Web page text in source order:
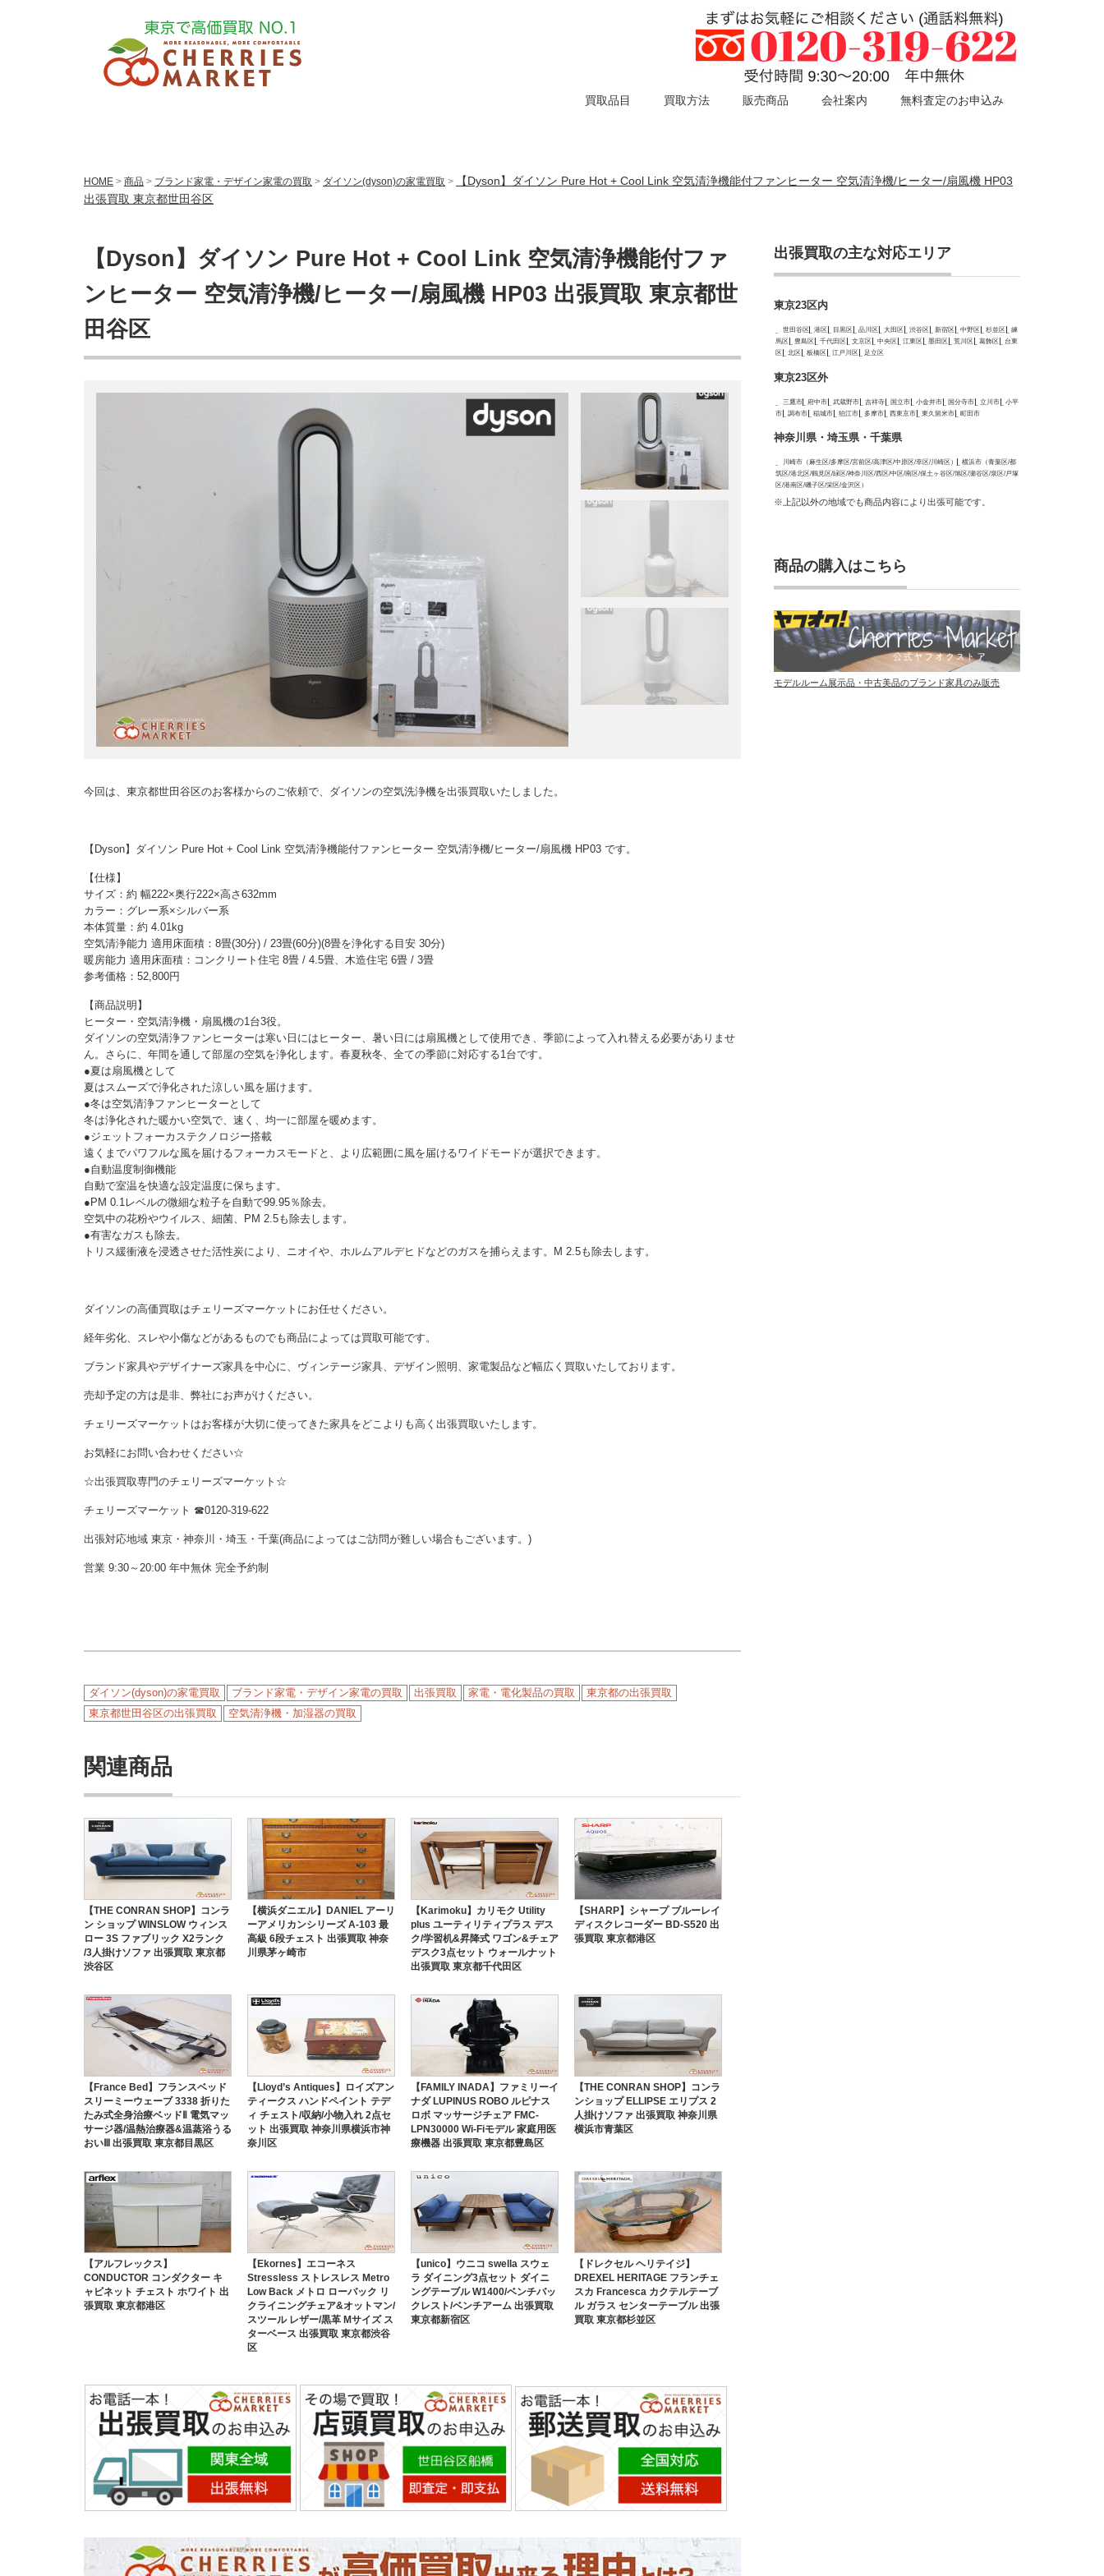
買取品目 買取方法 販売商品 会社案内 無料査定のお申込み
HOME > 商品 > ブランド家電・デザイン家電の買取 > ダイソン(dyson)の家電買取 >
【Dyson】ダイソン Pure Hot + Cool Link 空気清浄機能付ファンヒーター 空気清浄機/ヒーター/扇風機 HP03
出張買取 東京都世田谷区
【Dyson】ダイソン Pure Hot + Cool Link 空気清浄機能付ファ
ンヒーター 空気清浄機/ヒーター/扇風機 HP03 出張買取 東京都世
田谷区
今回は、東京都世田谷区のお客様からのご依頼で、ダイソンの空気洗浄機を出張買取いたしました。
【Dyson】ダイソン Pure Hot + Cool Link 空気清浄機能付ファンヒーター 空気清浄機/ヒーター/扇風機 HP03 です。
【仕様】
サイズ：約 幅222×奥行222×高さ632mm
カラー：グレー系×シルバー系
本体質量：約 4.01kg
空気清浄能力 適用床面積：8畳(30分) / 23畳(60分)(8畳を浄化する目安 30分)
暖房能力 適用床面積：コンクリート住宅 8畳 / 4.5畳、木造住宅 6畳 / 3畳
参考価格：52,800円
【商品説明】
ヒーター・空気清浄機・扇風機の1台3役。
ダイソンの空気清浄ファンヒーターは寒い日にはヒーター、暑い日には扇風機として使用でき、季節によって入れ替える必要がありませ
ん。さらに、年間を通して部屋の空気を浄化します。春夏秋冬、全ての季節に対応する1台です。
●夏は扇風機として
夏はスムーズで浄化された涼しい風を届けます。
●冬は空気清浄ファンヒーターとして
冬は浄化された暖かい空気で、速く、均一に部屋を暖めます。
●ジェットフォーカステクノロジー搭載
遠くまでパワフルな風を届けるフォーカスモードと、より広範囲に風を届けるワイドモードが選択できます。
●自動温度制御機能
自動で室温を快適な設定温度に保ちます。
●PM 0.1レベルの微細な粒子を自動で99.95％除去。
空気中の花粉やウイルス、細菌、PM 2.5も除去します。
●有害なガスも除去。
トリス緩衝液を浸透させた活性炭により、ニオイや、ホルムアルデヒドなどのガスを捕らえます。M 2.5も除去します。
ダイソンの高価買取はチェリーズマーケットにお任せください。
経年劣化、スレや小傷などがあるものでも商品によっては買取可能です。
ブランド家具やデザイナーズ家具を中心に、ヴィンテージ家具、デザイン照明、家電製品など幅広く買取いたしております。
売却予定の方は是非、弊社にお声がけください。
チェリーズマーケットはお客様が大切に使ってきた家具をどこよりも高く出張買取いたします。
お気軽にお問い合わせください☆
☆出張買取専門のチェリーズマーケット☆
チェリーズマーケット ☎︎0120-319-622
出張対応地域 東京・神奈川・埼玉・千葉(商品によってはご訪問が難しい場合もございます。)
営業 9:30～20:00 年中無休 完全予約制
ダイソン(dyson)の家電買取 ブランド家電・デザイン家電の買取 出張買取 家電・電化製品の買取
東京都の出張買取
東京都世田谷区の出張買取
空気清浄機・加湿器の買取
関連商品
【THE CONRAN SHOP】コンラ
ン ショップ WINSLOW ウィンス
ロー 3S ファブリック X2ランク
/3人掛けソファ 出張買取 東京都
渋谷区
【横浜ダニエル】DANIEL アーリ
ーアメリカンシリーズ A-103 最
高級 6段チェスト 出張買取 神奈
川県茅ヶ崎市
【Karimoku】カリモク Utility
plus ユーティリティプラス デス
ク/学習机&昇降式 ワゴン&チェア
デスク3点セット ウォールナット
出張買取 東京都千代田区
【SHARP】シャープ ブルーレイ
ディスクレコーダー BD-S520 出
張買取 東京都港区
【France Bed】フランスベッド
スリーミーウェーブ 3338 折りた
たみ式全身治療ベッドⅡ 電気マッ
サージ器/温熱治療器&温蒸浴うる
おいⅢ 出張買取 東京都目黒区
【Lloyd’s Antiques】ロイズアン
ティークス ハンドペイント テデ
ィ チェスト/収納/小物入れ 2点セ
ット 出張買取 神奈川県横浜市神
奈川区
【FAMILY INADA】ファミリーイ
ナダ LUPINUS ROBO ルピナス
ロボ マッサージチェア FMC-
LPN30000 Wi-Fiモデル 家庭用医
療機器 出張買取 東京都豊島区
【THE CONRAN SHOP】コンラ
ンショップ ELLIPSE エリプス 2
人掛けソファ 出張買取 神奈川県
横浜市青葉区
【アルフレックス】
CONDUCTOR コンダクター キ
ャビネット チェスト ホワイト 出
張買取 東京都港区
【Ekornes】エコーネス
Stressless ストレスレス Metro
Low Back メトロ ローバック リ
クライニングチェア&オットマン/
スツール レザー/黒革 Mサイズ ス
ターベース 出張買取 東京都渋谷
区
【unico】ウニコ swella スウェ
ラ ダイニング3点セット ダイニ
ングテーブル W1400/ベンチバッ
クレスト/ベンチアーム 出張買取
東京都新宿区
【ドレクセル ヘリテイジ】
DREXEL HERITAGE フランチェ
スカ Francesca カクテルテーブ
ル ガラス センターテーブル 出張
買取 東京都杉並区
出張買取の主な対応エリア
東京23区内
世田谷区 港区 目黒区 品川区 大田区 渋谷区 新宿区 中野区 杉並区
練
馬区
豊島区 千代田区 文京区 中央区 江東区 墨田区 荒川区 葛飾区
台東
区
北区 板橋区 江戸川区 足立区
東京23区外
三鷹市 府中市 武蔵野市 吉祥寺 国立市 小金井市 国分寺市 立川市
小平
市
調布市 稲城市 狛江市 多摩市 西東京市 東久留米市 町田市
神奈川県・埼玉県・千葉県
川崎市（麻生区/多摩区/宮前区/高津区/中原区/幸区/川崎区）
横浜市（青葉区/都
筑区/港北区/鶴見区/緑区/神奈川区/西区/中区/南区/保土ヶ谷区/旭区/瀬谷区/泉区/戸塚
区/港南区/磯子区/栄区/金沢区）
※上記以外の地域でも商品内容により出張可能です。
商品の購入はこちら
モデルルーム展示品・中古美品のブランド家具のみ販売